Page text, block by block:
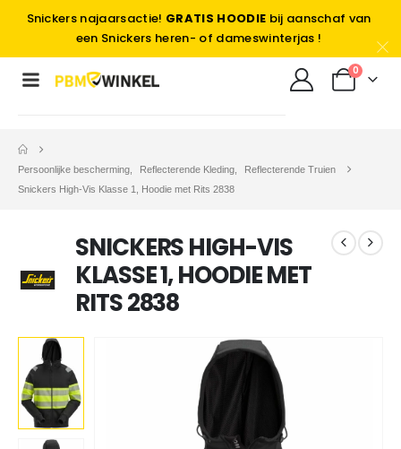
Snickers najaarsactie! GRATIS HOODIE bij aanschaf van
een Snickers heren- of dameswinterjas !
0
Persoonlijke bescherming Reflecterende Kleding
Reflecterende Truien
Snickers High-Vis Klasse 1, Hoodie met Rits 2838
SNICKERS HIGH-VIS
KLASSE 1, HOODIE MET
RITS 2838